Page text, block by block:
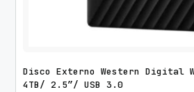
Disco Externo Western Digital
4TB/ 2.5″/ USB 3.0